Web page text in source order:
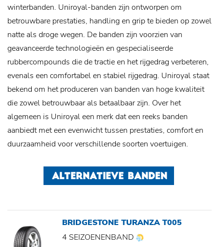
winterbanden. Uniroyal-banden zijn ontworpen om
betrouwbare prestaties, handling en grip te bieden op zowel
natte als droge wegen. De banden zijn voorzien van
geavanceerde technologieën en gespecialiseerde
rubbercompounds die de tractie en het rijgedrag verbeteren,
evenals een comfortabel en stabiel rijgedrag. Uniroyal staat
bekend om het produceren van banden van hoge kwaliteit
die zowel betrouwbaar als betaalbaar zijn. Over het
algemeen is Uniroyal een merk dat een reeks banden
aanbiedt met een evenwicht tussen prestaties, comfort en
duurzaamheid voor verschillende soorten voertuigen.
ALTERNATIEVE BANDEN
BRIDGESTONE TURANZA T005
4 SEIZOENENBAND